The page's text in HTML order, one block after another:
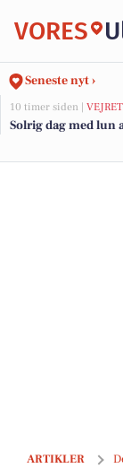
VORES
Seneste nyt ›
10 timer siden | VEJRET
Solrig dag med lun
ARTIKLER
Danmarks